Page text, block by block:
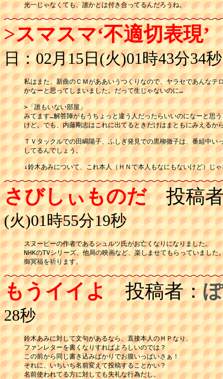
光一じゃなくても、誰かとは付き合ってるんだろうね。
>スマスマ‘不適切表現
日：02月15日(火)01時43分34秒
私はまた、新曲のＣＭがああいうつくりなので、ヤラセであんなテ
かなーと思ってしまいました。だって生じゃないのに…
>「誰もいない部屋」
みてます…解答陣がもうちょっと違う人だったらいいのになーと思
けど。でも、内藤剛志はこれに出てるときだけはまともにみえるか
ＴＶタックルでの田嶋陽子、ふしぎ発見での黒柳徹子は、番組中い
してるんでしょう。
↓鈴木あみについて、これ本人（ＨＮで本人もなにもないけど）じ
さびしぃものだ投稿
(火)01時55分19秒
スヌーピーの作者であるシュルツ氏がお亡くなりになりました。
NHKのTVシリーズ、他局の映画など、楽しませてもらっていました
御冥福を祈ります。
もうイイよ投稿者：
28秒
鈴木あみに対して文句があるなら、直接本人のＨＰなり、
ファンレターを書くなりすればよろしいのでは？
この前から同じ書き込みばかりでお腹いっぱいさぁ！
それに、いちいち名前変えて投稿することかい？
名前使われてる方に対しても失礼な行為だし。